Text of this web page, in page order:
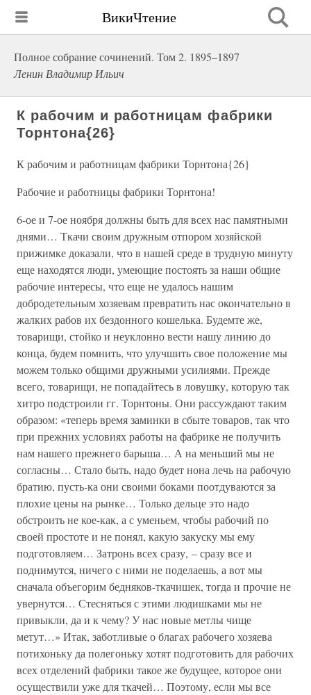
ВикиЧтение
Полное собрание сочинений. Том 2. 1895–1897
Ленин Владимир Ильич
К рабочим и работницам фабрики
Торнтона{26}
К рабочим и работницам фабрики Торнтона{26}
Рабочие и работницы фабрики Торнтона!
6-ое и 7-ое ноября должны быть для всех нас памятными
днями… Ткачи своим дружным отпором хозяйской
прижимке доказали, что в нашей среде в трудную минуту
еще находятся люди, умеющие постоять за наши общие
рабочие интересы, что еще не удалось нашим
добродетельным хозяевам превратить нас окончательно в
жалких рабов их бездонного кошелька. Будемте же,
товарищи, стойко и неуклонно вести нашу линию до
конца, будем помнить, что улучшить свое положение мы
можем только общими дружными усилиями. Прежде
всего, товарищи, не попадайтесь в ловушку, которую так
хитро подстроили гг. Торнтоны. Они рассуждают таким
образом: «теперь время заминки в сбыте товаров, так что
при прежних условиях работы на фабрике не получить
нам нашего прежнего барыша… А на меньший мы не
согласны… Стало быть, надо будет нона лечь на рабочую
братию, пусть-ка они своими боками поотдуваются за
плохие цены на рынке… Только дельце это надо
обстроить не кое-как, а с уменьем, чтобы рабочий по
своей простоте и не понял, какую закуску мы ему
подготовляем… Затронь всех сразу, – сразу все и
поднимутся, ничего с ними не поделаешь, а вот мы
сначала объегорим бедняков-ткачишек, тогда и прочие не
увернутся… Стесняться с этими людишками мы не
привыкли, да и к чему? У нас новые метлы чище
метут…» Итак, заботливые о благах рабочего хозяева
потихоньку да полегоньку хотят подготовить для рабочих
всех отделений фабрики такое же будущее, которое они
осуществили уже для ткачей… Поэтому, если мы все